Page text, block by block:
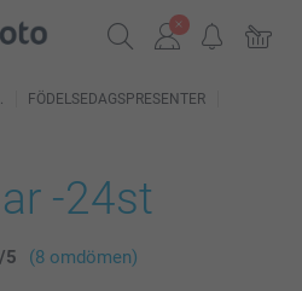
FÖDELSEDAGSPRESENTER
-24st
/5 (8 omdömen)